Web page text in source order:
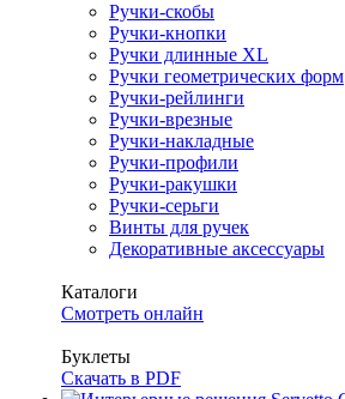
Ручки-скобы
Ручки-кнопки
Ручки длинные XL
Ручки геометрических форм
Ручки-рейлинги
Ручки-врезные
Ручки-накладные
Ручки-профили
Ручки-ракушки
Ручки-серьги
Винты для ручек
Декоративные аксессуары
Каталоги
Смотреть онлайн
Буклеты
Скачать в PDF